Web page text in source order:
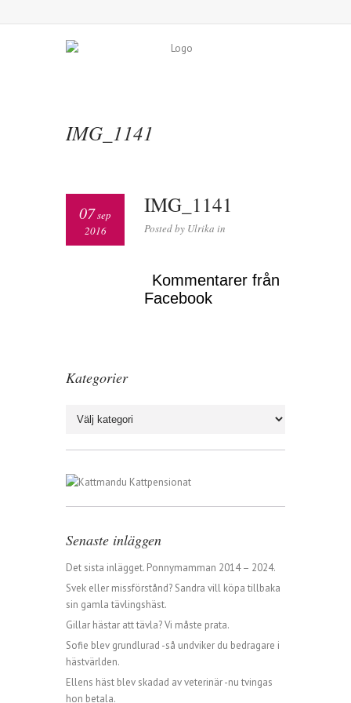
IMG_1141
IMG_1141
Posted by Ulrika in
07sep
2016
Kommentarer från
Facebook
Kategorier
Senaste inläggen
Det sista inlägget. Ponnymamman 2014 – 2024.
Svek eller missförstånd? Sandra vill köpa tillbaka
sin gamla tävlingshäst.
Gillar hästar att tävla? Vi måste prata.
Sofie blev grundlurad -så undviker du bedragare i
hästvärlden.
Ellens häst blev skadad av veterinär -nu tvingas
hon betala.